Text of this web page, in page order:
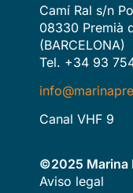
Camí Ral s/n
08330 Premià
(BARCELONA)
Tel. +34 93
Canal VHF 9
©2025 Marina
Aviso legal